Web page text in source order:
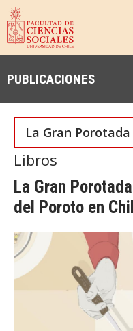
PUBLICACIONES
La Gran Porotada
Libros
La Gran
del Poroto en